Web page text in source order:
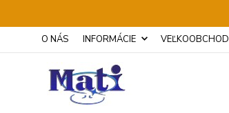
O NÁS INFORMÁCIE VEĽKOOBCHOD